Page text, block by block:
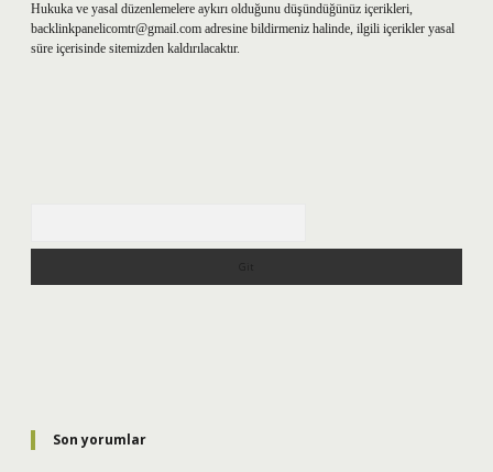
Hukuka ve yasal düzenlemelere aykırı olduğunu düşündüğünüz içerikleri,
backlinkpanelicomtr@gmail.com adresine bildirmeniz halinde, ilgili içerikler yasal
süre içerisinde sitemizden kaldırılacaktır.
Son yorumlar